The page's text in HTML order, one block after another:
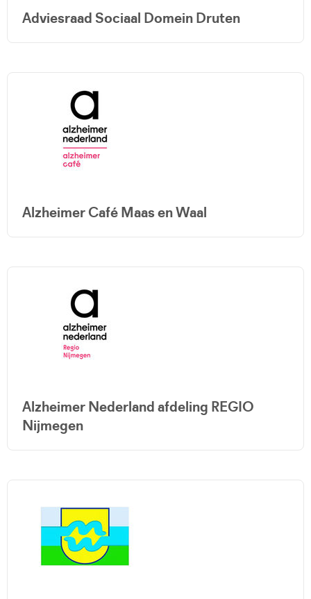
Adviesraad Sociaal Domein Druten
Alzheimer Café Maas en Waal
Alzheimer Nederland afdeling REGIO
Nijmegen